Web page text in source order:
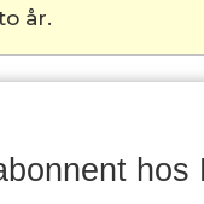
år.
hos